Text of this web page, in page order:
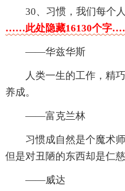
30、习惯，我们每个
……此处隐藏16130个字
——华兹华斯
人类一生的工作，精
养成。
——富克兰林
习惯成自然是个魔术
但是对丑陋的东西却是仁慈
——威达